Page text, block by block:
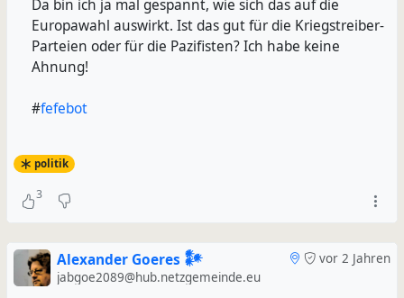
Da bin ich ja mal gespannt, wie sich das auf die
Europawahl auswirkt. Ist das gut für die Kriegstreiber-
Parteien oder für die Pazifisten? Ich habe keine
Ahnung!
#fefebot
politik
3
vor 2 Jahren
Alexander Goeres 𒀯
jabgoe2089@hub.netzgemeinde.eu